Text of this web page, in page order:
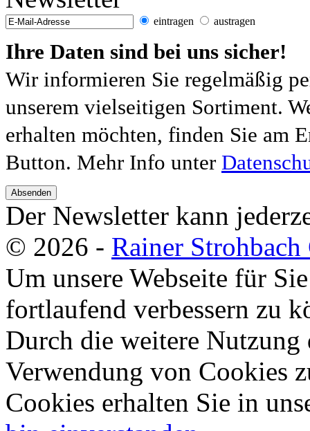
eintragen austragen
Ihre Daten sind bei uns sicher!
Wir informieren Sie regelmäßig
unserem vielseitigen Sortiment.
erhalten möchten, finden Sie am
Button. Mehr Info unter
Absenden
Der Newsletter kann
© 2026 - Rainer
Um unsere Webseite für
fortlaufend verbessern zu
Durch die weitere Nutzung
Verwendung von Cookies
Cookies erhalten Sie in